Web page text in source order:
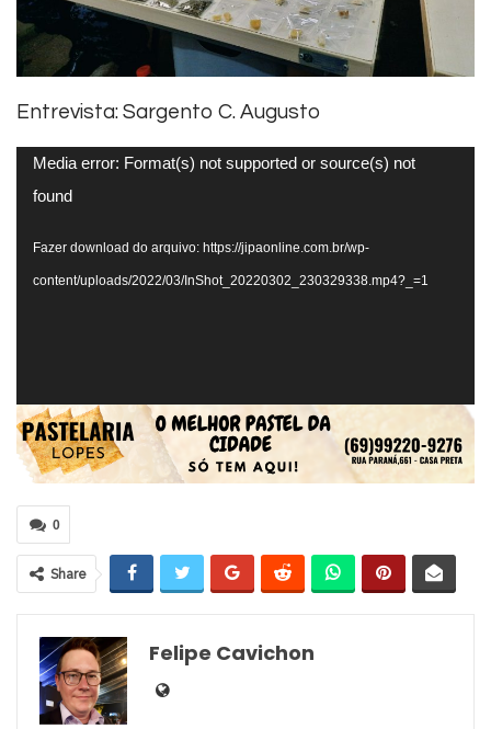
Entrevista: Sargento C. Augusto
Tocador
de
Media error: Format(s) not supported or source(s) not
found
Fazer download do arquivo: https://jipaonline.com.br/wp-
content/uploads/2022/03/InShot_20220302_230329338.mp4?_=1
0
Share
Felipe Cavichon